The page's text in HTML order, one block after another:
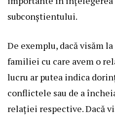
subconștientului.
De exemplu, dacă visăm
familiei cu care avem o
lucru ar putea indica
conflictele sau de a
relației respective. Dacă